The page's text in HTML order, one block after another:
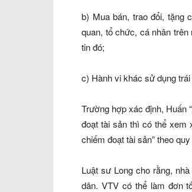
b) Mua bán, trao đổi, tặng
quan, tổ chức, cá nhân
tin đó;
c) Hành vi khác sử dụng
Trường hợp xác định, Huấn
đoạt tài sản thì có thể xem
chiếm đoạt tài sản” theo
Luật sư Long cho rằng,
dân. VTV có thể làm đơn